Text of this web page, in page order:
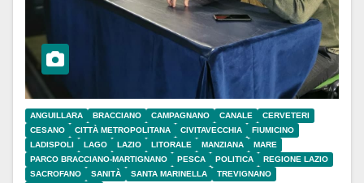
ANGUILLARA BRACCIANO CAMPAGNANO CANALE
CERVETERI
CESANO
CITTÀ METROPOLITANA CIVITAVECCHIA
FIUMICINO
LADISPOLI
LAGO LAZIO LITORALE MANZIANA
MARE
PARCO BRACCIANO-MARTIGNANO
PESCA POLITICA
REGIONE LAZIO
SACROFANO
SANITÀ SANTA MARINELLA
TREVIGNANO